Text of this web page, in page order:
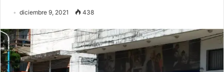
diciembre 9, 2021 438